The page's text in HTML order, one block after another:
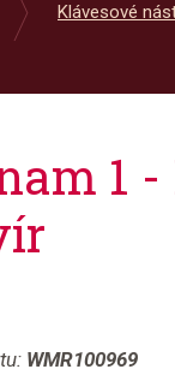
Klávesové
1
WMR100969